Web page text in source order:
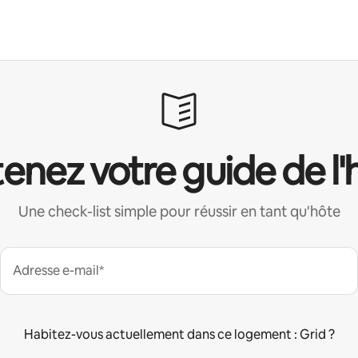
votre guide de
Une check-list simple pour réussir en tant qu'hôte
Adresse e-mail*
Habitez-vous actuellement dans ce logement : Grid ?